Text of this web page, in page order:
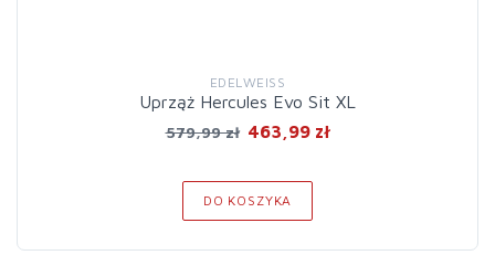
EDELWEISS
Uprząż Hercules Evo Sit XL
579,99 zł 463,99 zł
DO KOSZYKA